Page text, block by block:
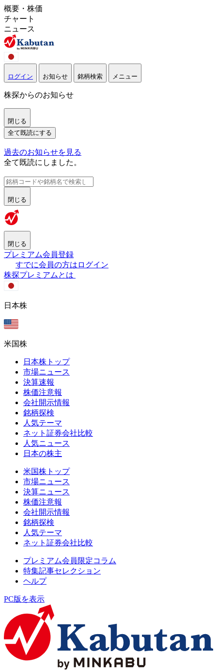
概要・株価
チャート
ニュース
ログイン お知らせ 銘柄検索 メニュー
株探からのお知らせ
閉じる
全て既読にする
過去のお知らせを見る
全て既読にしました。
閉じる
閉じる
プレミアム会員登録
すでに会員の方はログイン
株探プレミアムとは
日本株
米国株
日本株トップ
市場ニュース
決算速報
株価注意報
会社開示情報
銘柄探検
人気テーマ
ネット証券会社比較
人気ニュース
日本の株主
米国株トップ
市場ニュース
決算ニュース
株価注意報
会社開示情報
銘柄探検
人気テーマ
ネット証券会社比較
プレミアム会員限定コラム
特集記事セレクション
ヘルプ
PC版を表示